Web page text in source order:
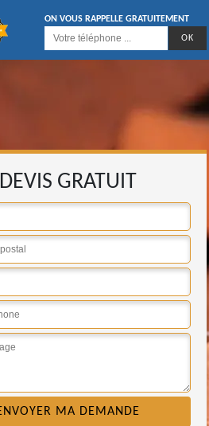
ON VOUS RAPPELLE GRATUITEMENT
DEVIS GRATUIT